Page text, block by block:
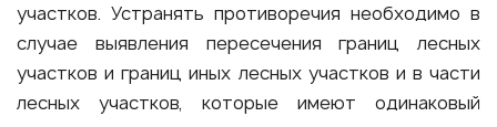
участков. Устранять противоречия необходимо в
случае выявления пересечения границ лесных
участков и границ иных лесных участков и в части
лесных участков, которые имеют одинаковый